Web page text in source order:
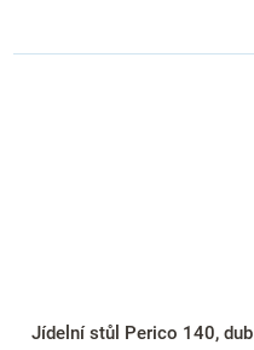
Jídelní stůl Perico 140, dub